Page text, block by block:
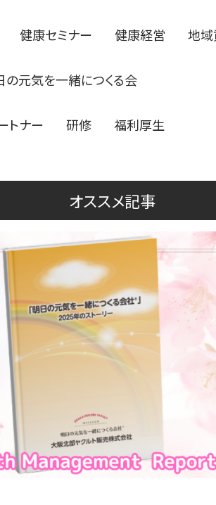
健康セミナー 健康経営 地
の元気を一緒につくる会
トナー 研修 福利厚生
オススメ記事